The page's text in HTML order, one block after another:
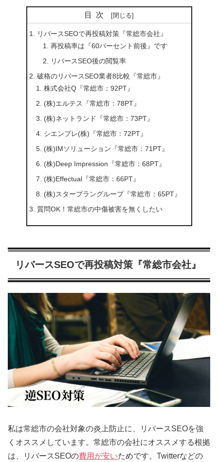
目次
リバースSEOで再投稿対策『常総市会社』
再投稿率は『60パーセント前後』です
リバースSEO後の閲覧率
破格のリバースSEO業者8比較『常総市』
株式会社Q『常総市：92PT』
(株)エルテス『常総市：78PT』
(株)ネットランド『常総市：73PT』
シエンプレ(株)『常総市：72PT』
(株)IMソリューション『常総市：71PT』
(株)Deep Impression『常総市：68PT』
(株)Effectual『常総市：66PT』
(株)スタープラングループ『常総市：65PT』
質問OK！常総市の中傷被害を無くしたい
リバースSEOで再投稿対策『常総市会社』
私は常総市の会社対象の炎上防止に、リバースSEOを強
くオススメしています。常総市の会社にオススメする根拠
は、リバースSEOの費用が安いためです。Twitterなどの